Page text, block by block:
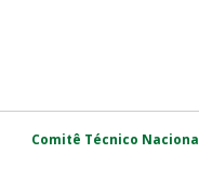
Comitê Técnico